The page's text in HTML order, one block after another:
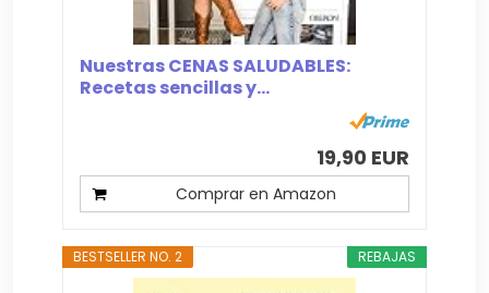
Nuestras CENAS SALUDABLES:
Recetas sencillas y...
19,90 EUR
Comprar en Amazon
REBAJAS
BESTSELLER NO. 2